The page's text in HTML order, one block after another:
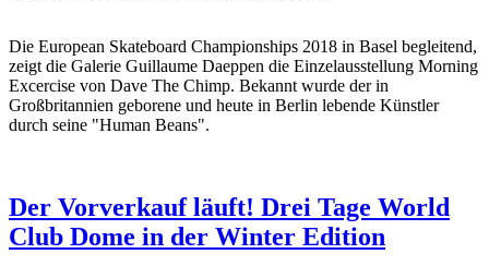
Die European Skateboard Championships 2018 in Basel begleitend,
zeigt die Galerie Guillaume Daeppen die Einzelausstellung Morning
Excercise von Dave The Chimp. Bekannt wurde der in
Großbritannien geborene und heute in Berlin lebende Künstler
durch seine "Human Beans".
Der Vorverkauf läuft! Drei Tage World
Club Dome in der Winter Edition